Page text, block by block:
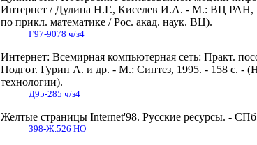
Интернет / Дулина Н.Г., Киселев И.А. - М.: ВЦ РАН,
по прикл. математике / Рос. акад. наук. ВЦ).
Г97-9078 ч/з4
Интернет: Всемирная компьютерная сеть: Практ.
Подгот. Гурин А. и др. - М.: Синтез, 1995. - 158 с. -
технологии).
Д95-285 ч/з4
Желтые страницы Internet'98. Русские ресурсы. -
З98-Ж.526 НО